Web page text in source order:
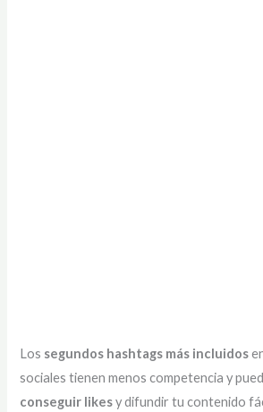
Los segundos hashtags más incluidos
sociales tienen menos competencia y
conseguir likesy difundir tu contenido